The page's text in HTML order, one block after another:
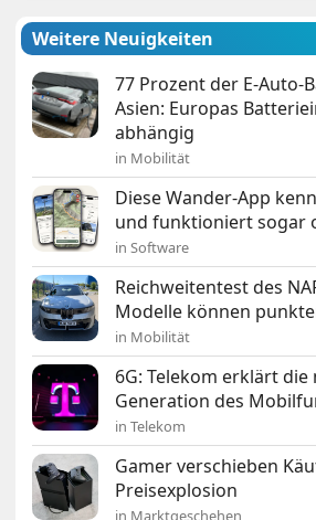
Weitere Neuigkeiten
77 Prozent der E-Auto-
Asien: Europas
abhängig
in Mobilität
Diese Wander-App
und funktioniert sogar
in Software
Reichweitentest des
Modelle können
in Mobilität
6G: Telekom erklärt die
Generation des
in Telekom
Gamer verschieben
Preisexplosion
in Marktgeschehen